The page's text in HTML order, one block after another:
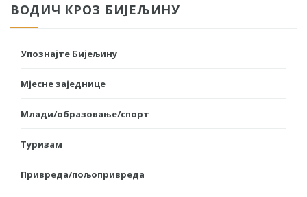
ВОДИЧ КРОЗ БИЈЕЉИНУ
Упознајте Бијељину
Мјесне заједнице
Млади/образовање/спорт
Туризам
Привреда/пољопривреда